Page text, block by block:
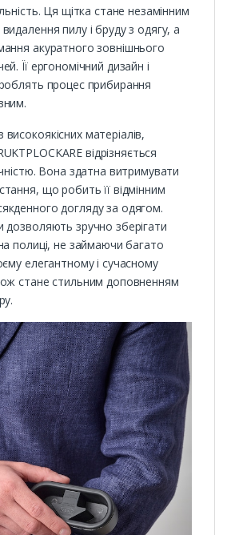
Ця щітка стане незамінним
пилу і бруду з одягу, а
акуратного зовнішнього
Її ергономічний дизайн і
процес прибирання
матеріалів,
відрізняється
Вона здатна витримувати
що робить її відмінним
догляду за одягом.
дозволяють зручно зберігати
полиці, не займаючи багато
елегантному і сучасному
стане стильним доповненням